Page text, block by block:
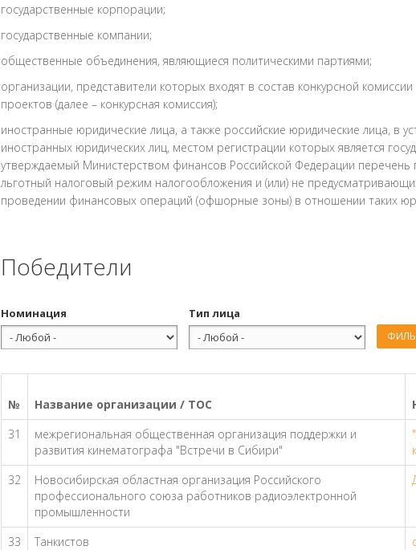
государственные корпорации;
государственные компании;
общественные объединения, являющиеся политическими партиями;
организации, представители которых входят в состав конкурсной
проектов (далее – конкурсная комиссия);
иностранные юридические лица, а также российские юридические лица, в
иностранных юридических лиц, местом регистрации которых является
утверждаемый Министерством финансов Российской Федерации перечень
льготный налоговый режим налогообложения и (или) не
проведении финансовых операций (офшорные зоны) в отношении таких
Победители
Номинация Тип лица
№ Название организации / ТОС
31
межрегиональная общественная организация поддержки и
развития кинематографа "Встречи в Сибири"
32
Новосибирская областная организация Российского
профессионального союза работников радиоэлектронной
промышленности
33 Танкистов